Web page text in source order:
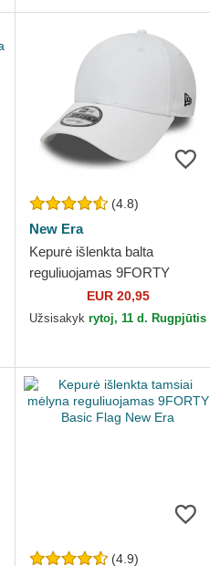
(4.8)
New Era
Kepurė išlenkta balta
reguliuojamas 9FORTY
Basic Flag New Era
EUR 20,95
Užsisakyk rytoj, 11 d. Rugpjūtis
(4.9)